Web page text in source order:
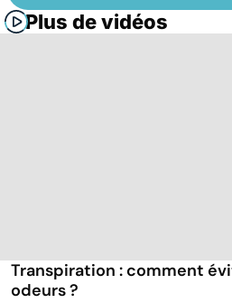
Plus de vidéos
Transpiration : comment
odeurs ?